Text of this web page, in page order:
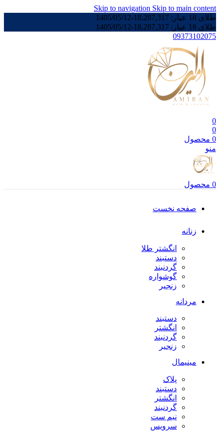
Skip to navigation Skip to main content
طلای 18 عیار:
18,287,317
-
1405/05/12
طلای 18 عیار:
18,287,317
-
1405/05/12
09373102075
0
0
0 محصول
منو
0 محصول
صفحه نخست
زنانه
انگشتر طلا
دستبند
گردنبند
گوشواره
زنجیر
مردانه
دستبند
انگشتر
گردنبند
زنجیر
مینیمال
پلاک
دستبند
انگشتر
گردنبند
نیم ست
سرویس